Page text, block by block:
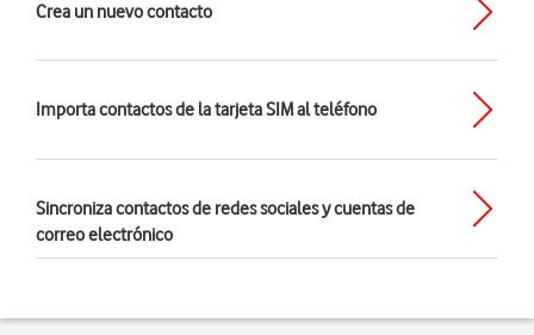
Crea un nuevo contacto
Importa contactos de la tarjeta SIM al teléfono
Sincroniza contactos de redes sociales y cuentas de
correo electrónico